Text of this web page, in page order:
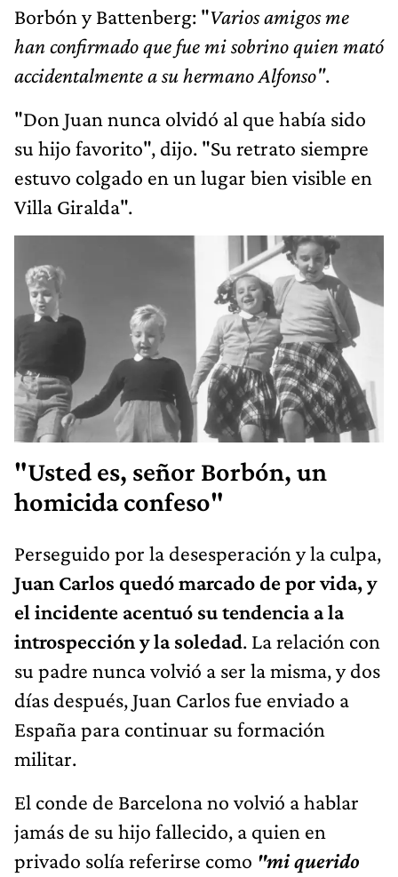
Borbón y Battenberg: "Varios amigos me
han confirmado que fue mi sobrino quien mató
accidentalmente a su hermano Alfonso".
"Don Juan nunca olvidó al que había sido
su hijo favorito", dijo. "Su retrato siempre
estuvo colgado en un lugar bien visible en
Villa Giralda".
"Usted es, señor Borbón, un
homicida confeso"
Perseguido por la desesperación y la culpa,
Juan Carlos quedó marcado de por vida,y
el incidente acentuó su tendencia a la
introspección y la soledad. La relación con
su padre nunca volvió a ser la misma, y dos
días después, Juan Carlos fue enviado a
España para continuar su formación
militar.
El conde de Barcelona no volvió a hablar
jamás de su hijo fallecido, a quien en
privado solía referirse como "mi querido